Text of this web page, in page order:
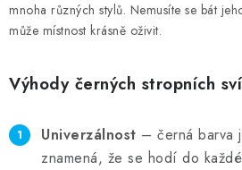
mnoha různých stylů. Nemusíte se bát
může místnost krásně oživit.
Výhody černých stropních
Univerzálnost – černá barva
znamená, že se hodí do